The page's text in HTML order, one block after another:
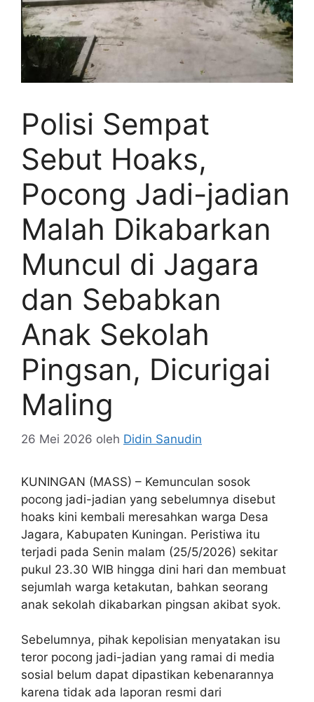
Polisi Sempat
Sebut Hoaks,
Pocong Jadi-jadian
Malah Dikabarkan
Muncul di Jagara
dan Sebabkan
Anak Sekolah
Pingsan, Dicurigai
Maling
26 Mei 2026 oleh Didin Sanudin
KUNINGAN (MASS) – Kemunculan sosok
pocong jadi-jadian yang sebelumnya disebut
hoaks kini kembali meresahkan warga Desa
Jagara, Kabupaten Kuningan. Peristiwa itu
terjadi pada Senin malam (25/5/2026) sekitar
pukul 23.30 WIB hingga dini hari dan membuat
sejumlah warga ketakutan, bahkan seorang
anak sekolah dikabarkan pingsan akibat syok.
Sebelumnya, pihak kepolisian menyatakan isu
teror pocong jadi-jadian yang ramai di media
sosial belum dapat dipastikan kebenarannya
karena tidak ada laporan resmi dari